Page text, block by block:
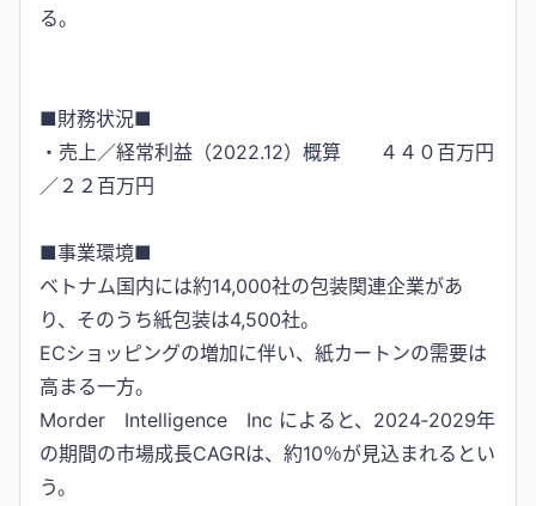
る。
■財務状況■
・売上／経常利益（2022.12）概算 ４４０百万円
／２２百万円
■事業環境■
ベトナム国内には約14,000社の包装関連企業があ
り、そのうち紙包装は4,500社。
ECショッピングの増加に伴い、紙カートンの需要は
高まる一方。
Morder Intelligence Inc によると、2024‐2029年
の期間の市場成長CAGRは、約10％が見込まれるとい
う。